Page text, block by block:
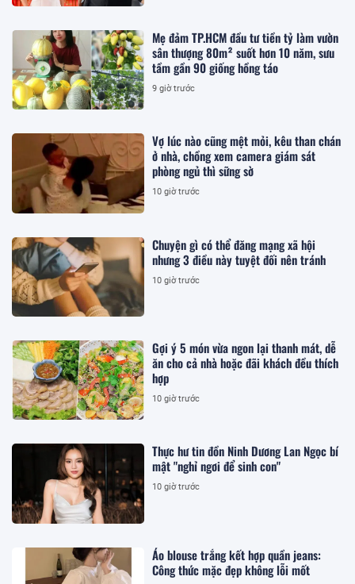
Mẹ đảm TP.HCM đầu tư tiền tỷ làm vườn
sân thượng 80m² suốt hơn 10 năm, sưu
tầm gần 90 giống hồng táo
9 giờ trước
Vợ lúc nào cũng mệt mỏi, kêu than chán
ở nhà, chồng xem camera giám sát
phòng ngủ thì sững sờ
10 giờ trước
Chuyện gì có thể đăng mạng xã hội
nhưng 3 điều này tuyệt đối nên tránh
10 giờ trước
Gợi ý 5 món vừa ngon lại thanh mát, dễ
ăn cho cả nhà hoặc đãi khách đều thích
hợp
10 giờ trước
Thực hư tin đồn Ninh Dương Lan Ngọc bí
mật "nghỉ ngơi để sinh con"
10 giờ trước
Áo blouse trắng kết hợp quần jeans:
Công thức mặc đẹp không lỗi mốt